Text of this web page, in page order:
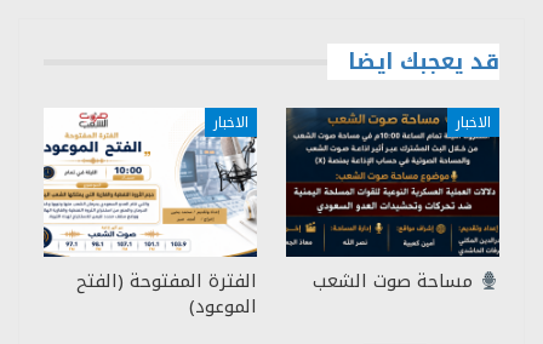
قد يعجبك ايضا
الاخبار
مساحة صوت الشعب
الاخبار
الفترة المفتوحة (الفتح
الموعود)